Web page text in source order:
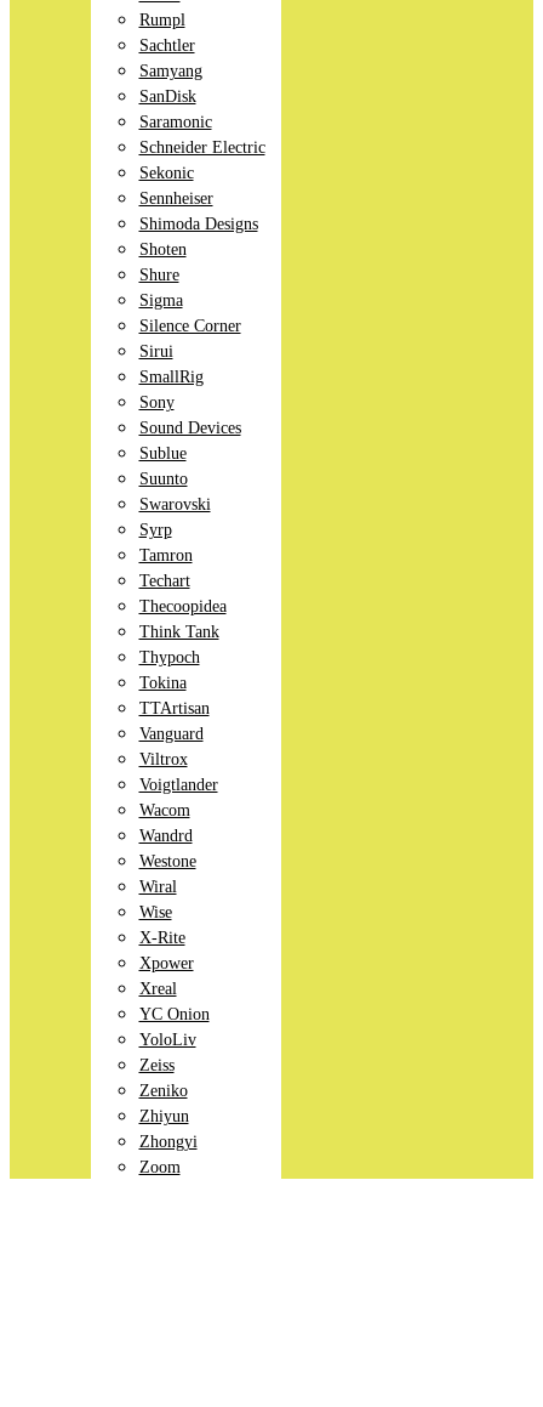
Rumpl
Sachtler
Samyang
SanDisk
Saramonic
Schneider Electric
Sekonic
Sennheiser
Shimoda Designs
Shoten
Shure
Sigma
Silence Corner
Sirui
SmallRig
Sony
Sound Devices
Sublue
Suunto
Swarovski
Syrp
Tamron
Techart
Thecoopidea
Think Tank
Thypoch
Tokina
TTArtisan
Vanguard
Viltrox
Voigtlander
Wacom
Wandrd
Westone
Wiral
Wise
X-Rite
Xpower
Xreal
YC Onion
YoloLiv
Zeiss
Zeniko
Zhiyun
Zhongyi
Zoom